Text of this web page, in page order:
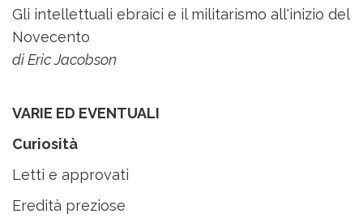
Gli intellettuali ebraici e il militarismo all'inizio del
Novecento
di Eric Jacobson
VARIE ED EVENTUALI
Curiosità
Letti e approvati
Eredità preziose